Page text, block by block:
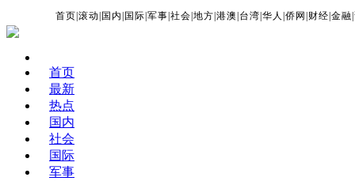
首页 |滚动 国内 国际 |军事 |社会 |地方 |港澳 台湾 |华人 |侨网 财经 |金融 |
首页
最新
热点
国内
社会
国际
军事